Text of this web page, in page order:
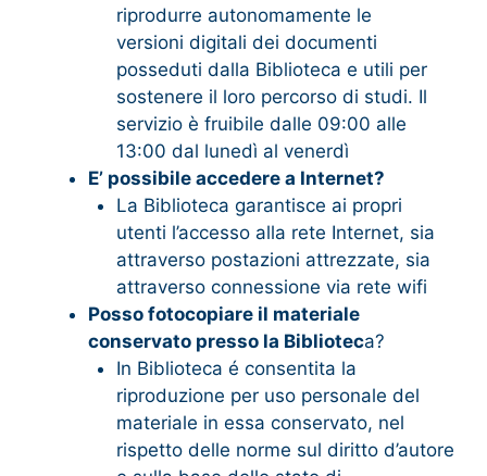
riprodurre autonomamente le
versioni digitali dei documenti
posseduti dalla Biblioteca e utili per
sostenere il loro percorso di studi​. Il
servizio è fruibile dalle 09:00 alle
13:00 dal lunedì al venerdì
E’ possibile accedere a Internet?
La Biblioteca garantisce ai propri
utenti l’accesso alla rete Internet, sia
attraverso postazioni attrezzate, sia
attraverso connessione via rete wifi
Posso fotocopiare il materiale
conservato presso la Biblioteca?
In Biblioteca é consentita la
riproduzione per uso personale del
materiale in essa conservato, nel
rispetto delle norme sul diritto d’autore